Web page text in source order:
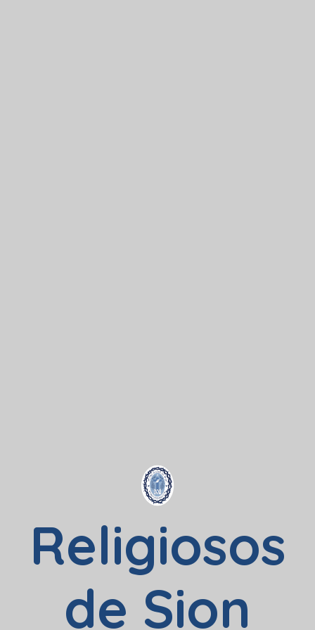
Religiosos
de Sion